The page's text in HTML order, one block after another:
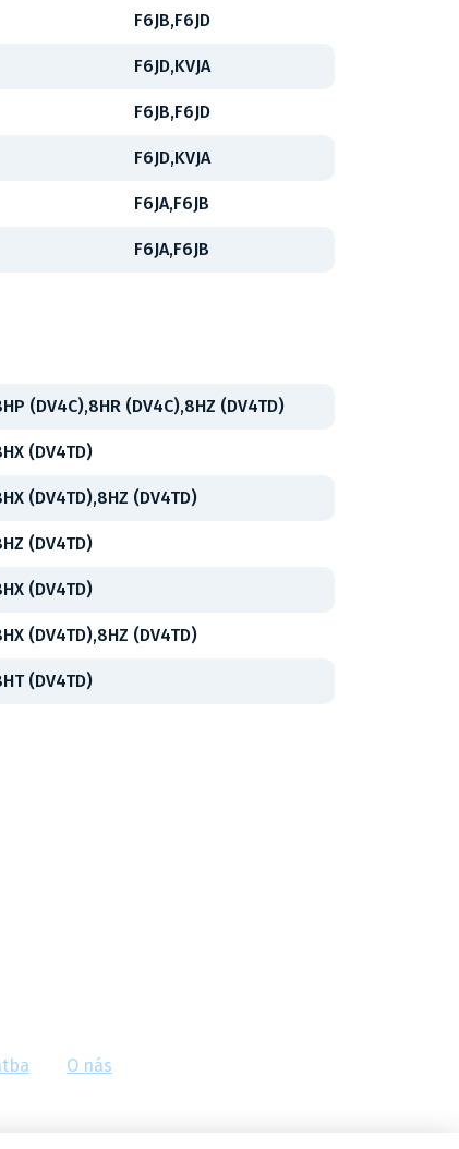
F6JB,F6JD
F6JD,KVJA
F6JB,F6JD
F6JD,KVJA
F6JA,F6JB
F6JA,F6JB
(DV4C),8HR (DV4C),8HZ (DV4TD)
(DV4TD)
(DV4TD),8HZ (DV4TD)
(DV4TD)
(DV4TD)
(DV4TD),8HZ (DV4TD)
(DV4TD)
O nás